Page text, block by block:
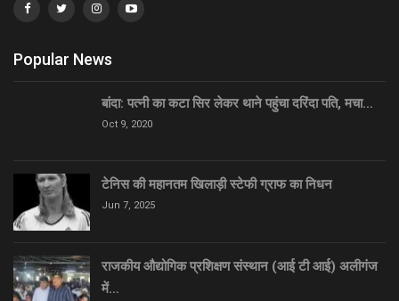
Popular News
बांदा: पत्नी का कटा सिर लेकर थाने पहुंचा दरिंदा पति, मचा…
Oct 9, 2020
टेनिस की महानतम खिलाड़ी स्टेफी ग्राफ का निधन
Jun 7, 2025
राजकीय औद्योगिक प्रशिक्षण संस्थान (आई टी आई) अलीगंज
में…